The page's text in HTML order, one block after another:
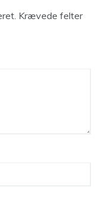
Krævede felter